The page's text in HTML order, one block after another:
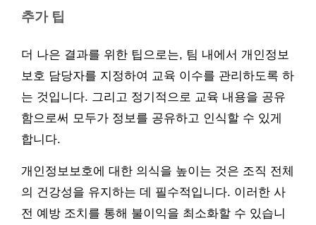
추가 팁
더 나은 결과를 위한 팁으로는, 팀 내에서 개인정보
보호 담당자를 지정하여 교육 이수를 관리하도록 하
는 것입니다. 그리고 정기적으로 교육 내용을 공유
함으로써 모두가 정보를 공유하고 인식할 수 있게
합니다.
개인정보보호에 대한 의식을 높이는 것은 조직 전체
의 건강성을 유지하는 데 필수적입니다. 이러한 사
전 예방 조치를 통해 불이익을 최소화할 수 있습니